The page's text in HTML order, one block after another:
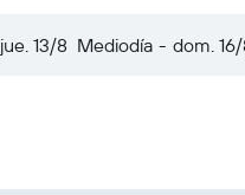
jue. 13/8 Mediodía - dom.